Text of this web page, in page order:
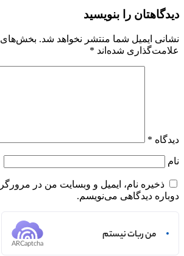
دیدگاهتان را بنویسید
نشانی ایمیل شما منتشر نخواهد شد. بخش‌های
علامت‌گذاری شده‌اند *
دیدگاه *
نام
ذخیره نام، ایمیل و وبسایت من در
دوباره دیدگاهی می‌نویسم.
من ربات نیستم
ARCaptcha